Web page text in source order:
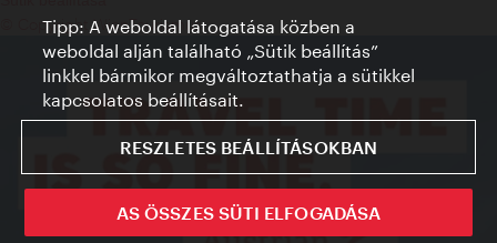
© Copyright WienTourismus
Tipp: A weboldal látogatása közben a
weboldal alján található „Sütik beállítás”
linkkel bármikor megváltoztathatja a sütikkel
kapcsolatos beállításait.
RESZLETES BEÁLLÍTÁSOKBAN
AS ÖSSZES SÜTI ELFOGADÁSA